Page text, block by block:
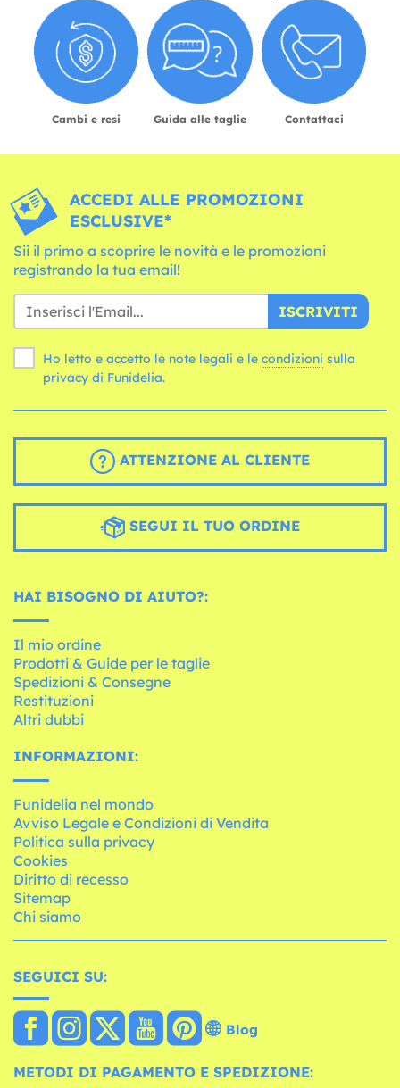
Cambi e resi Guida alle taglie Contattaci
ACCEDI ALLE PROMOZIONI
ESCLUSIVE*
Sii il primo a scoprire le novità e le promozioni
registrando la tua email!
ISCRIVITI
Ho letto e accetto le note legali e le condizioni
privacy di Funidelia.
ATTENZIONE AL CLIENTE
SEGUI IL TUO ORDINE
HAI BISOGNO DI AIUTO?:
Il mio ordine
Prodotti & Guide per le taglie
Spedizioni & Consegne
Restituzioni
Altri dubbi
INFORMAZIONI:
Funidelia nel mondo
Avviso Legale e Condizioni di Vendita
Politica sulla privacy
Cookies
Diritto di recesso
Sitemap
Chi siamo
SEGUICI SU:
Blog
METODI DI PAGAMENTO E SPEDIZIONE: